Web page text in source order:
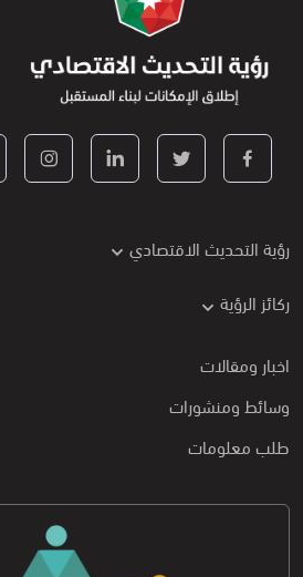
رؤية التحديث الاقتصادي
ركائز الرؤية
اخبار ومقالات
وسائط ومنشورات
طلب معلومات